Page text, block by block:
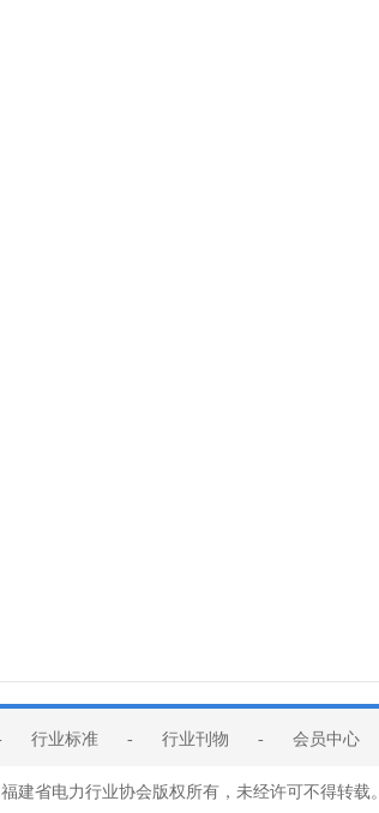
行业标准 - 行业刊物 - 会员中心
建省电力行业协会版权所有，未经许可不得转载。